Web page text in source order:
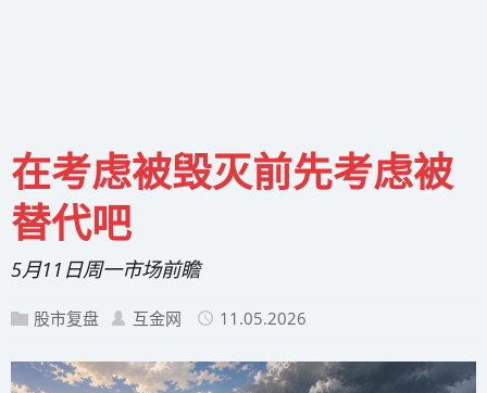
在考虑被毁灭前先考虑被
替代吧
5月11日周一市场前瞻
股市复盘 互金网 11.05.2026